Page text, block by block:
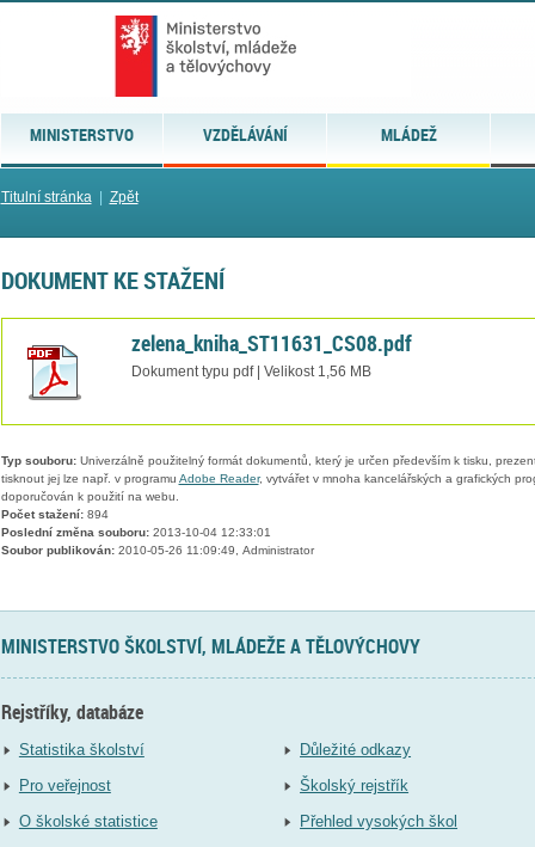
MINISTERSTVO VZDĚLÁVÁNÍ MLÁDEŽ
Titulní stránka| Zpět
DOKUMENT KE STAŽENÍ
zelena_kniha_ST11631_CS08.pdf
Dokument typu pdf | Velikost 1,56 MB
Typ souboru:Univerzálně použitelný formát dokumentů, který je určen především k tisku,
tisknout jej lze např. v programu Adobe Reader, vytvářet v mnoha kancelářských a grafických
doporučován k použití na webu.
Počet stažení:894
Poslední změna souboru:2013-10-04 12:33:01
Soubor publikován:2010-05-26 11:09:49, Administrator
MINISTERSTVO ŠKOLSTVÍ, MLÁDEŽE A TĚLOVÝCHOVY
Rejstříky, databáze
Statistika školství
Pro veřejnost
O školské statistice
Důležité odkazy
Školský rejstřík
Přehled vysokých škol